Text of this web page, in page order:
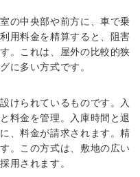
の中央部や前方に、車で乗
用料金を精算すると、阻害
。これは、屋外の比較的狭
に多い方式です。
けられているものです。入
料金を管理。入庫時間と退
、料金が請求されます。精
。この方式は、敷地の広い
用されます。